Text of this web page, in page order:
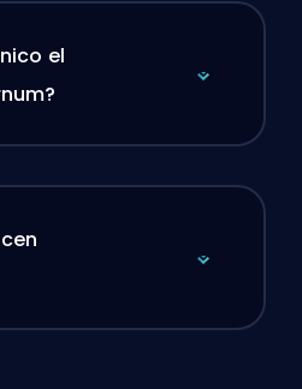
el